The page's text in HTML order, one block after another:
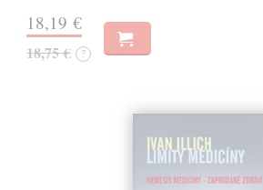
18,19 €
18,75 € ?